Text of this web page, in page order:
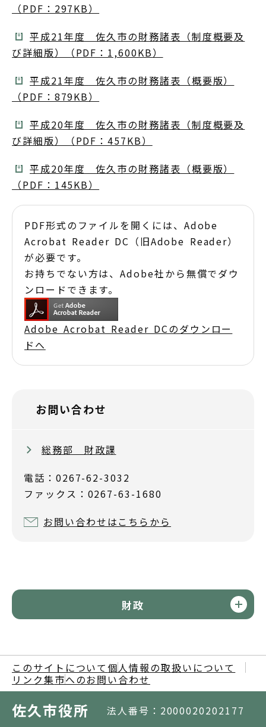
（PDF：297KB）
平成21年度 佐久市の財務諸表（制度概要及
び詳細版）（PDF：1,600KB）
平成21年度 佐久市の財務諸表（概要版）
（PDF：879KB）
平成20年度 佐久市の財務諸表（制度概要及
び詳細版）（PDF：457KB）
平成20年度 佐久市の財務諸表（概要版）
（PDF：145KB）
PDF形式のファイルを開くには、Adobe
Acrobat Reader DC（旧Adobe Reader）
が必要です。
お持ちでない方は、Adobe社から無償でダウ
ンロードできます。
Adobe Acrobat Reader DCのダウンロー
ドへ
お問い合わせ
総務部 財政課
電話：0267-62-3032
ファックス：0267-63-1680
お問い合わせはこちらから
財政
このサイトについて 個人情報の取扱いについて
リンク集市へのお問い合わせ
佐久市役所 法人番号：2000020202177